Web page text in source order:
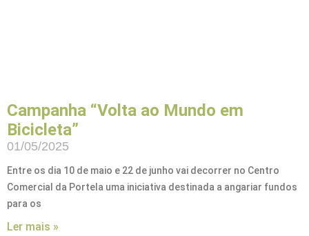
Campanha “Volta ao Mundo em
Bicicleta”
01/05/2025
Entre os dia 10 de maio e 22 de junho vai decorrer no Centro
Comercial da Portela uma iniciativa destinada a angariar fundos
para os
Ler mais »